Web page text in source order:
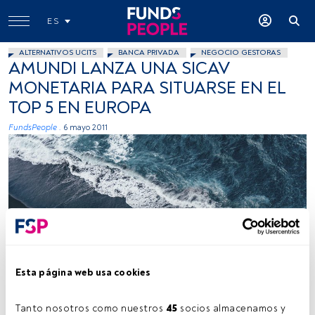
Esta página web usa cookies
Tanto nosotros como nuestros 45 socios almacenamos y
ES
ALTERNATIVOS UCITS BANCA PRIVADA NEGOCIO GESTORAS
AMUNDI LANZA UNA SICAV
MONETARIA PARA SITUARSE EN EL
TOP 5 EN EUROPA
FundsPeople . 6 mayo 2011
Tiempo lectura:2 min.